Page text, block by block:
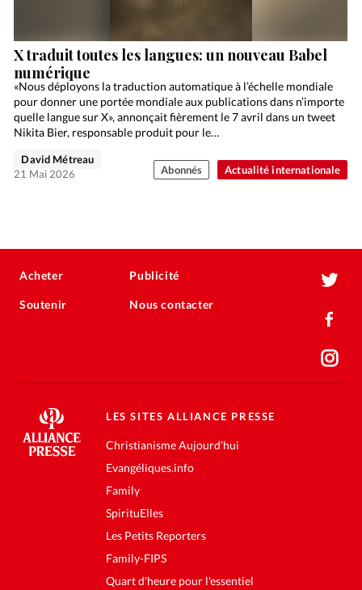
Actualité internationale
X traduit toutes les langues: un nouveau Babel
numérique
«Nous déployons la traduction automatique à l’échelle mondiale
pour donner une portée mondiale aux publications dans n’importe
quelle langue sur X», annonçait fièrement le 7 avril dans un tweet
Nikita Bier, responsable produit pour le…
David Métreau
21 Mai 2026
Abonnés
Acheter
Soutenir
Publicité
Nous contacter
LES SITES ALLIANCE PRESSE
Christianisme Aujourd'hui
Evangéliques.info
Family
SpirituElles
Les Petits Reporters
Family-FIPS
Quart d'heure pour l'essentiel